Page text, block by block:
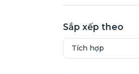
Sắp xếp theo